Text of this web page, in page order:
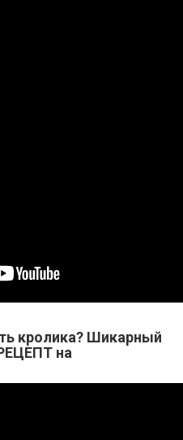
кролика? Шикарный
на